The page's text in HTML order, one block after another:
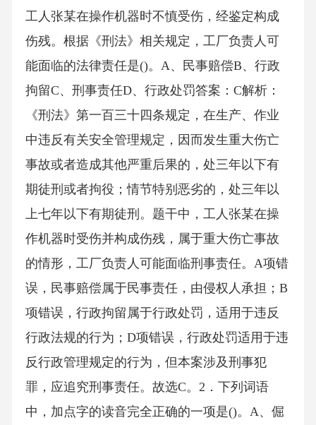
工人张某在操作机器时不慎受伤，经鉴定构成
伤残。根据《刑法》相关规定，工厂负责人可
能面临的法律责任是()。A、民事赔偿B、行政
拘留C、刑事责任D、行政处罚答案：C解析：
《刑法》第一百三十四条规定，在生产、作业
中违反有关安全管理规定，因而发生重大伤亡
事故或者造成其他严重后果的，处三年以下有
期徒刑或者拘役；情节特别恶劣的，处三年以
上七年以下有期徒刑。题干中，工人张某在操
作机器时受伤并构成伤残，属于重大伤亡事故
的情形，工厂负责人可能面临刑事责任。A项错
误，民事赔偿属于民事责任，由侵权人承担；B
项错误，行政拘留属于行政处罚，适用于违反
行政法规的行为；D项错误，行政处罚适用于违
反行政管理规定的行为，但本案涉及刑事犯
罪，应追究刑事责任。故选C。2．下列词语
中，加点字的读音完全正确的一项是()。A、倔